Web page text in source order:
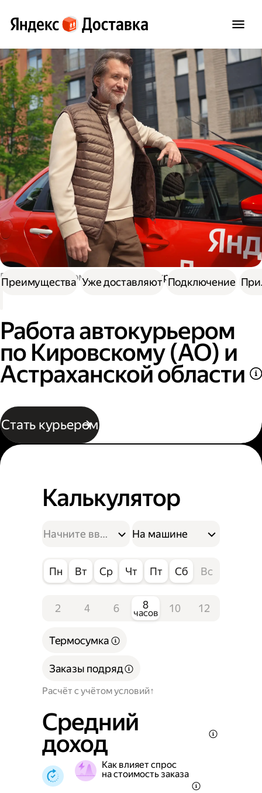
Работа курьером Водитель курьер
Работа автокурьером
по Кировскому (АО) и
Астраханской области
Стать курьером
Преимущества Уже доставляют Подключение
Калькулятор
На машине
Пн Вт Ср Чт Пт Сб Вс
2 4 6 8
часов 10 12
Расчёт с учётом условий
Термосумка
Заказы подряд
Средний
доход
Как влияет спрос
на стоимость заказа